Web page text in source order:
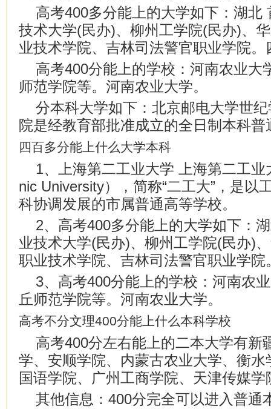
高考400多分能上的大学如下：湖北
技术大学(民办)、柳州工学院(民办)、
业技术学院、吉林司法警官职业学院
高考400分能上的学校：河南农业大
师范学院等。河南农业大学。
分本科大学如下：北京邮电大学世
院是经教育部批准成立的全日制本科普
四百多分能上什么大学本科
1、上海第二工业大学 上海第二工
nic University），简称“二工大”，是以
科协调发展的市属普通高等学校。
2、高考400多分能上的大学如下：
业技术大学(民办)、柳州工学院(民办)
职业技术学院、吉林司法警官职业学
3、高考400分能上的学校：河南农
丘师范学院等。河南农业大学。
高考不分文理400分能上什么本科学校
高考400分左右能上的二本大学有新
学、安顺学院、内蒙古农业大学、衡
国语学院、广州工商学院、天津传媒
其他信息：400分完全可以进入普通